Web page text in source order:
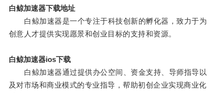
白鲸加速器下载地址
白鲸加速器是一个专注于科技创新的孵化器，致力于为
创意人才提供实现愿景和创业目标的支持和资源。
白鲸加速器ios下载
白鲸加速器通过提供办公空间、资金支持、导师指导以
及对市场和商业模式的专业指导，帮助初创企业实现商业化